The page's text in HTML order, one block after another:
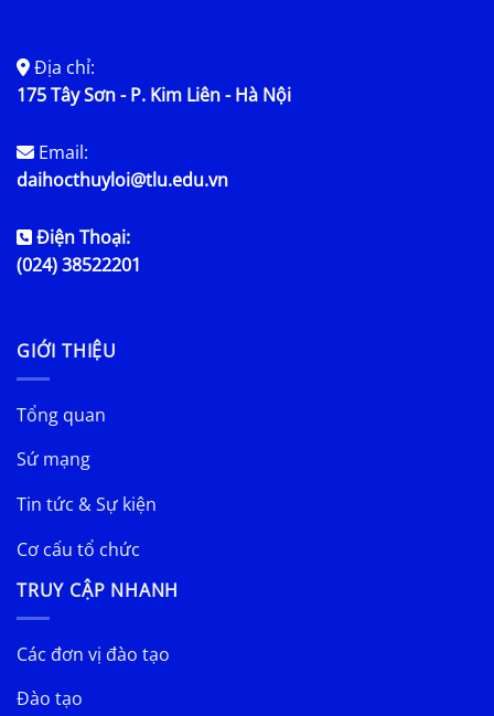
Địa chỉ:
175 Tây Sơn - P. Kim Liên - Hà Nội
Email:
daihocthuyloi@tlu.edu.vn
Điện Thoại:
(024) 38522201
GIỚI THIỆU
Tổng quan
Sứ mạng
Tin tức & Sự kiện
Cơ cấu tổ chức
TRUY CẬP NHANH
Các đơn vị đào tạo
Đào tạo